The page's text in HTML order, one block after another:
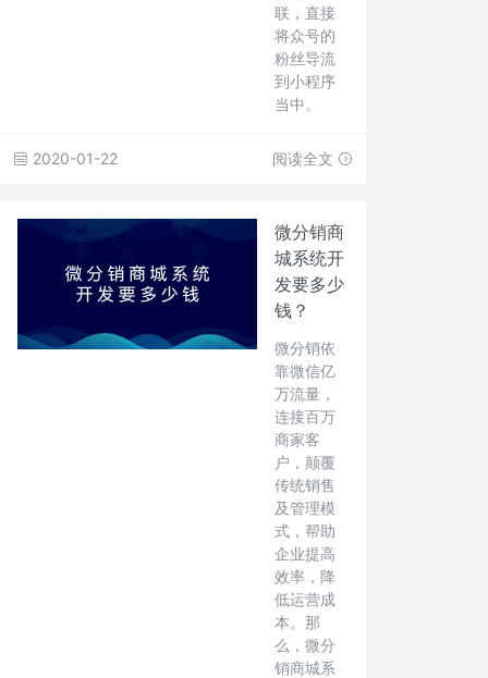
联，直接
将众号的
粉丝导流
到小程序
当中。
2020-01-22 阅读全文
微分销商
城系统开
发要多少
钱？
微分销依
靠微信亿
万流量，
连接百万
商家客
户，颠覆
传统销售
及管理模
式，帮助
企业提高
效率，降
低运营成
本。那
么，微分
销商城系